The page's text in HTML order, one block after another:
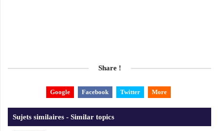
Share !
Google Facebook Twitter More
Sujets similaires - Similar topics